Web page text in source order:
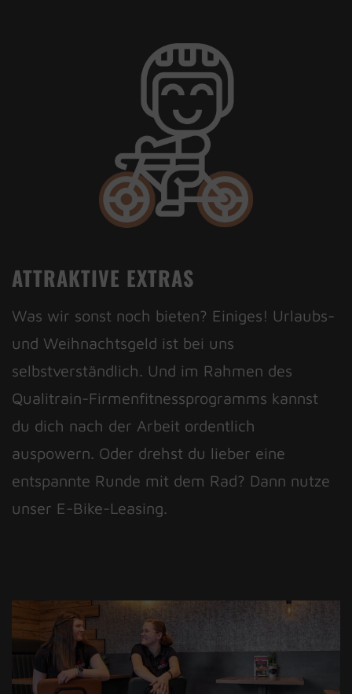
ATTRAKTIVE EXTRAS
Was wir sonst noch bieten? Einiges! Urlaubs-
und Weihnachtsgeld ist bei uns
selbstverständlich. Und im Rahmen des
Qualitrain-Firmenfitnessprogramms kannst
du dich nach der Arbeit ordentlich
auspowern. Oder drehst du lieber eine
entspannte Runde mit dem Rad? Dann nutze
unser E-Bike-Leasing.